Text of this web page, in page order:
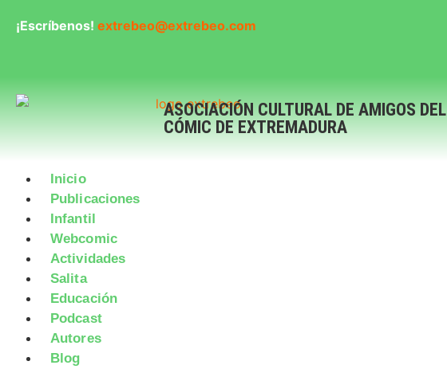
¡Escríbenos! extrebeo@extrebeo.com
ASOCIACIÓN CULTURAL DE AMIGOS DEL
CÓMIC DE EXTREMADURA
Inicio
Publicaciones
Infantil
Webcomic
Actividades
Salita
Educación
Podcast
Autores
Blog